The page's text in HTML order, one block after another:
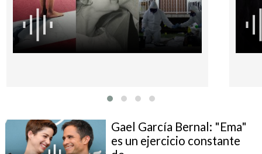
Gael García Bernal: "Ema"
es un ejercicio constante